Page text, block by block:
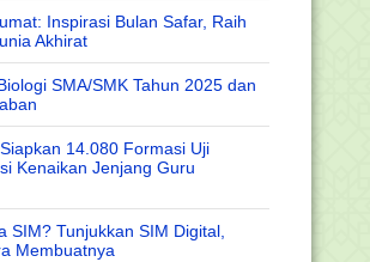
Inspirasi Bulan Safar, Raih
Akhirat
SMA/SMK Tahun 2025 dan
14.080 Formasi Uji
Kenaikan Jenjang Guru
SIM? Tunjukkan SIM Digital,
Membuatnya